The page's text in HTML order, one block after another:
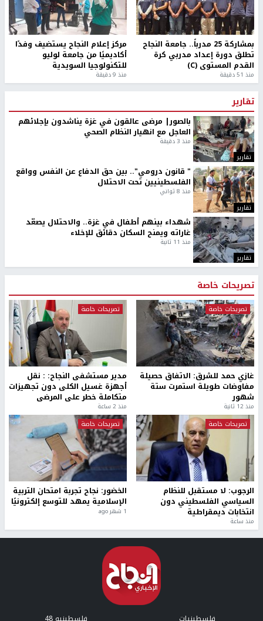
بمشاركة 25 مدرباً.. جامعة النجاح
تطلق دورة إعداد مدربي كرة
القدم المستوى (C)
منذ 51 دقيقة
مركز إعلام النجاح يستضيف وفدًا
أكاديميًا من جامعة لوليو
للتكنولوجيا السويدية
منذ 9 دقيقة
تقارير
تقارير
بالصور| مرضى عالقون في غزة يناشدون بإجلائهم
العاجل مع انهيار النظام الصحي
منذ 3 دقيقة
تقارير
" قانون درومي".. بين حق الدفاع عن النفس وواقع
الفلسطينيين تحت الاحتلال
منذ 8 ثواني
تقارير
شهداء بينهم أطفال في غزة.. والاحتلال يصعّد
غاراته ويمنح السكان دقائق للإخلاء
منذ 11 ثانية
تصريحات خاصة
تصريحات خاصة
غازي حمد للشرق: الاتفاق حصيلة
مفاوضات طويلة استمرت ستة
شهور
منذ 12 ثانية
تصريحات خاصة
مدير مستشفى النجاح: : نقل
أجهزة غسيل الكلى دون تجهيزات
متكاملة خطر على المرضى
منذ 2 ساعة
تصريحات خاصة
الرجوب: لا مستقبل للنظام
السياسي الفلسطيني دون
انتخابات ديمقراطية
منذ ساعة
تصريحات خاصة
الخضور: نجاح تجربة امتحان التربية
الإسلامية يمهد للتوسع إلكترونيًا
1 شهر ago